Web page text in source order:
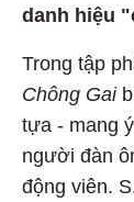
danh hiệu
Trong tập
Chông Gai
tựa - mang
người đàn
động viên.